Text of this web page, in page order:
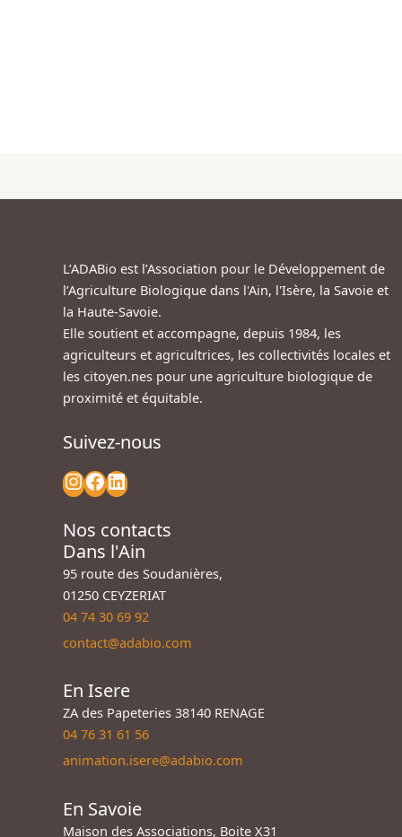
L’ADABio est l’Association pour le Développement de
l’Agriculture Biologique dans l'Ain, l'Isère, la Savoie et
la Haute-Savoie.
Elle soutient et accompagne, depuis 1984, les
agriculteurs et agricultrices, les collectivités locales et
les citoyen.nes pour une agriculture biologique de
proximité et équitable.
Suivez-nous
Nos contacts
Dans l'Ain
95 route des Soudanières,
01250 CEYZERIAT
04 74 30 69 92
contact@adabio.com
En Isere
ZA des Papeteries 38140 RENAGE
04 76 31 61 56
animation.isere@adabio.com
En Savoie
Maison des Associations, Boite X31